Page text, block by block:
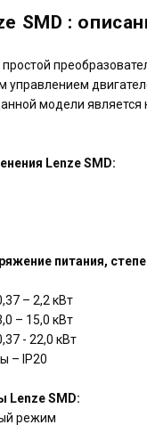
SMD :
простой
управлением
модели является
Lenze SMD:
питания,
– 2,2 кВт
– 15,0 кВт
- 22,0 кВт
– IP20
Lenze SMD:
режим